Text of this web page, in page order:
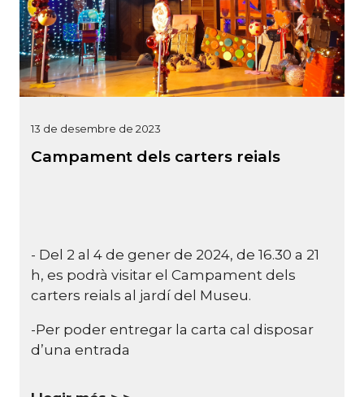
13 de desembre de 2023
Campament dels carters reials
- Del 2 al 4 de gener de 2024, de 16.30 a 21
h, es podrà visitar el Campament dels
carters reials al jardí del Museu.
-Per poder entregar la carta cal disposar
d’una entrada